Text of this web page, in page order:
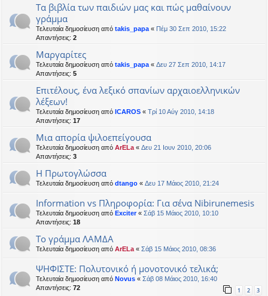
Τα βιβλία των παιδιών μας και πώς μαθαίνουν
γράμμα
Τελευταία δημοσίευση από takis_papa « Πέμ 30 Σεπ 2010, 15:22
Απαντήσεις: 2
Μαργαρίτες
Τελευταία δημοσίευση από takis_papa « Δευ 27 Σεπ 2010, 14:17
Απαντήσεις: 5
Επιτέλους, ένα λεξικό σπανίων αρχαιοελληνικών
λέξεων!
Τελευταία δημοσίευση από ICAROS « Τρί 10 Αύγ 2010, 14:18
Απαντήσεις: 17
Μια απορία ψιλοεπείγουσα
Τελευταία δημοσίευση από ArELa « Δευ 21 Ιουν 2010, 20:06
Απαντήσεις: 3
Η Πρωτογλώσσα
Τελευταία δημοσίευση από dtango « Δευ 17 Μάιος 2010, 21:24
Information vs Πληροφορία: Για σένα Nibirunemesis
Τελευταία δημοσίευση από Exciter« Σάβ 15 Μάιος 2010, 10:10
Απαντήσεις: 18
Το γράμμα ΛΑΜΔΑ
Τελευταία δημοσίευση από ArELa « Σάβ 15 Μάιος 2010, 08:36
ΨΗΦΙΣΤΕ: Πολυτονικό ή μονοτονικό τελικά;
Τελευταία δημοσίευση από Novus « Σάβ 08 Μάιος 2010, 16:40
Απαντήσεις: 72 1 2 3